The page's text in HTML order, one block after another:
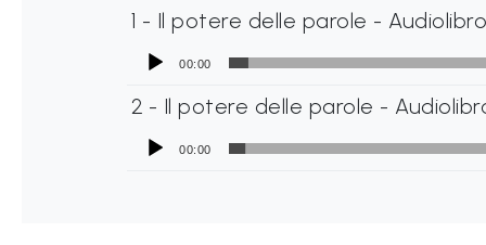
1 - Il potere delle parole -
00:00
2 - Il potere delle parole -
00:00